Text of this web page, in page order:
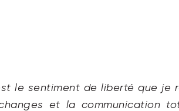
le sentiment de liberté que je
et la communication